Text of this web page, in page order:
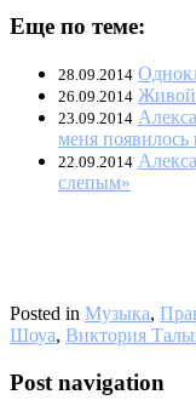
Еще по теме:
28.09.2014
26.09.2014 Живой
23.09.2014
меня появилось
22.09.2014
слепым»
Posted in Музыка,
Шоуа, Виктория
Post navigation